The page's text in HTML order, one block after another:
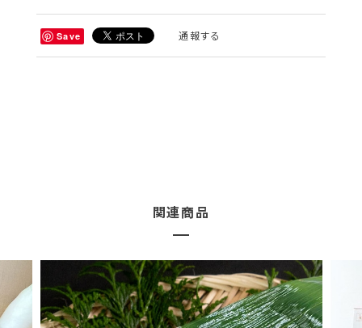
Save 通報する
関連商品